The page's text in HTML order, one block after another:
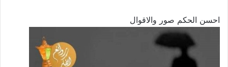
احسن الحكم صور والاقوال